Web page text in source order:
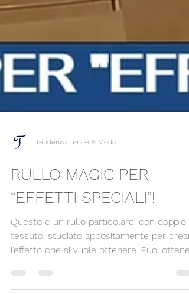
RULLO MAGIC PER
“EFFETTI SPECIALI”!
Questo è un rullo particolare, con doppio
tessuto, studiato appositamente per
l’effetto che si vuole ottenere. Puoi ottenere